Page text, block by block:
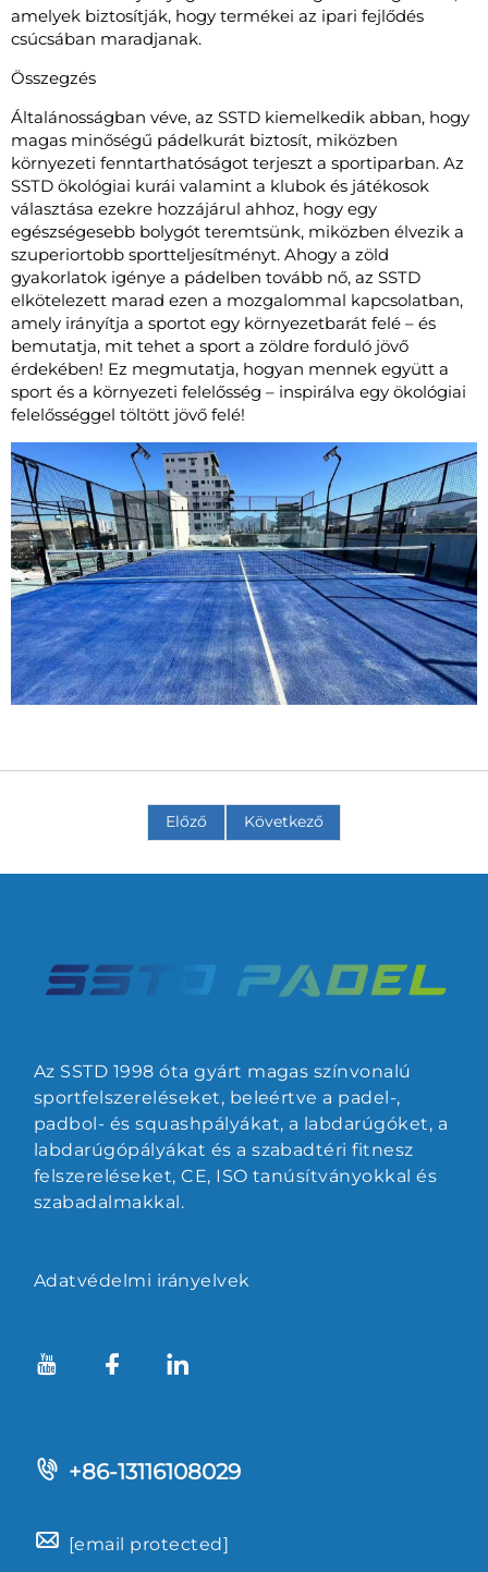
amelyek biztosítják, hogy termékei az ipari fejlődés
csúcsában maradjanak.
Összegzés
Általánosságban véve, az SSTD kiemelkedik abban, hogy
magas minőségű pádelkurát biztosít, miközben
környezeti fenntarthatóságot terjeszt a sportiparban. Az
SSTD ökológiai kurái valamint a klubok és játékosok
választása ezekre hozzájárul ahhoz, hogy egy
egészségesebb bolygót teremtsünk, miközben élvezik a
szuperiortobb sportteljesítményt. Ahogy a zöld
gyakorlatok igénye a pádelben tovább nő, az SSTD
elkötelezett marad ezen a mozgalommal kapcsolatban,
amely irányítja a sportot egy környezetbarát felé – és
bemutatja, mit tehet a sport a zöldre forduló jövő
érdekében! Ez megmutatja, hogyan mennek együtt a
sport és a környezeti felelősség – inspirálva egy ökológiai
felelősséggel töltött jövő felé!
Előző Következő
Az SSTD 1998 óta gyárt magas színvonalú
sportfelszereléseket, beleértve a padel-,
padbol- és squashpályákat, a labdarúgóket, a
labdarúgópályákat és a szabadtéri fitnesz
felszereléseket, CE, ISO tanúsítványokkal és
szabadalmakkal.
Adatvédelmi irányelvek
+86-13116108029
[email protected]